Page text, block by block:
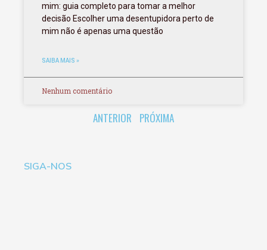
mim: guia completo para tomar a melhor
decisão Escolher uma desentupidora perto de
mim não é apenas uma questão
SAIBA MAIS »
Nenhum comentário
ANTERIOR PRÓXIMA
SIGA-NOS